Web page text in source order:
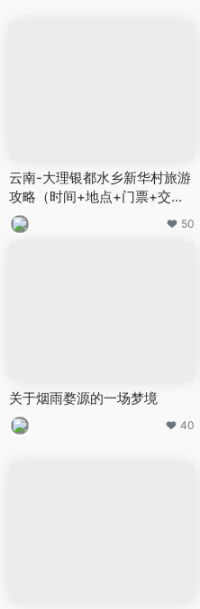
云南-大理银都水乡新华村旅游
攻略（时间+地点+门票+交
通）
50
关于烟雨婺源的一场梦境
40